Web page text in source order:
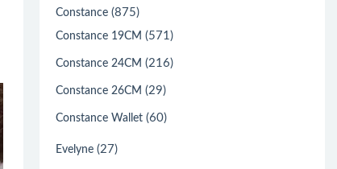
Constance (875)
Constance 19CM (571)
Constance 24CM (216)
Constance 26CM (29)
Constance Wallet (60)
Evelyne (27)